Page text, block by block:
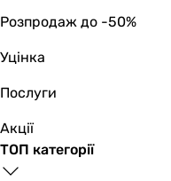
Розпродаж до -50%
Уцінка
Послуги
Акції
ТОП категорії